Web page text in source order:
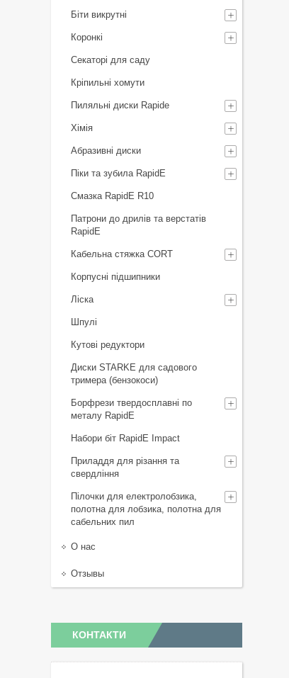
Біти викрутні
Коронкі
Секаторі для саду
Кріпильні хомути
Пиляльні диски Rapide
Хімія
Абразивні диски
Піки та зубила RapidE
Смазка RapidE R10
Патрони до дрилів та верстатів
RapidE
Кабельна стяжка СORT
Корпусні підшипники
Ліска
Шпулі
Кутові редуктори
Диски STARKE для садового
тримера (бензокоси)
Борфрези твердосплавні по
металу RapidE
Набори біт RapidE Impact
Приладдя для різання та
свердління
Пілочки для електролобзика,
полотна для лобзика, полотна для
сабельних пил
О нас
Отзывы
КОНТАКТИ